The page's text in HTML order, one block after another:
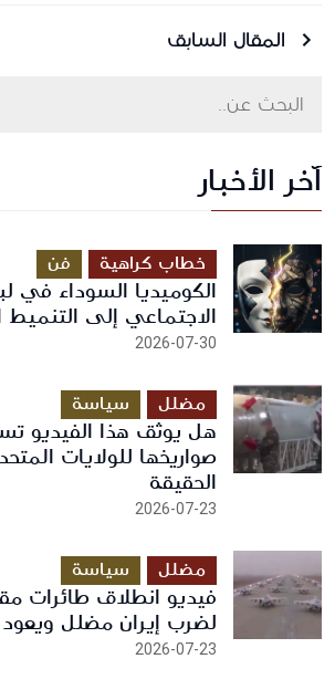
المقال السابق
آخر الأخبار
خطاب كراهية فن
الكوميديا السوداء في
الاجتماعي إلى التنميط
2026-07-30
مضلل سياسة
هل يوثق هذا الفيديو
صواريخها للولايات
الحقيقة
2026-07-23
مضلل سياسة
فيديو انطلاق طائرات
لضرب إيران مضلل ويعود لـ
2026-07-23